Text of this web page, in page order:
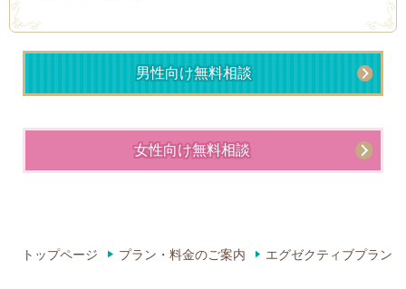
男性向け無料相談
女性向け無料相談
トップページ プラン・料金のご案内 エグゼクティブプラン